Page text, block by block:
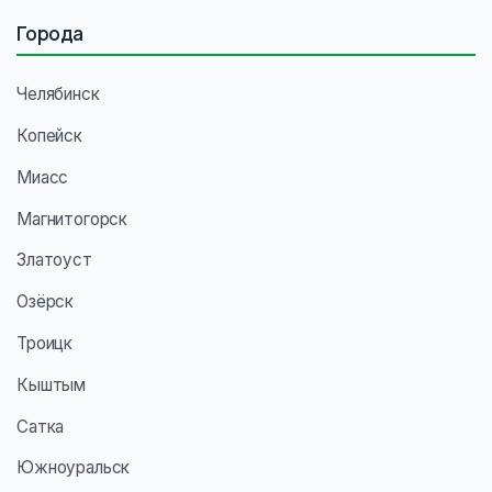
Города
Челябинск
Копейск
Миасс
Магнитогорск
Златоуст
Озёрск
Троицк
Кыштым
Сатка
Южноуральск